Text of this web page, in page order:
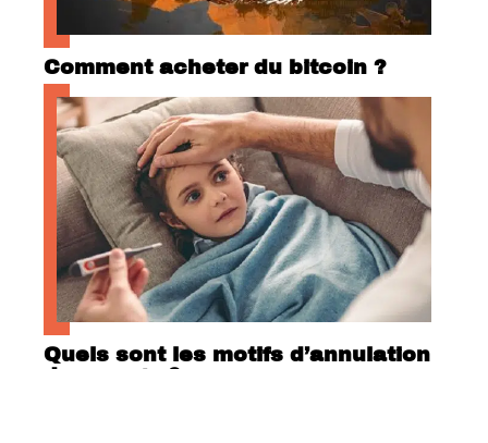
Comment acheter du bitcoin ?
Quels sont les motifs d’annulation
de voyage ?